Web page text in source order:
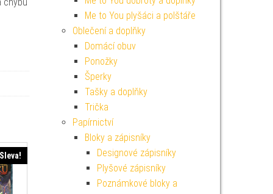
Sleva!
Me to You plyšáci a polštáře
Oblečení a doplňky
Domácí obuv
Ponožky
Šperky
Tašky a doplňky
Trička
Papírnictví
Bloky a zápisníky
Designové zápisníky
Plyšové zápisníky
Poznámkové bloky a